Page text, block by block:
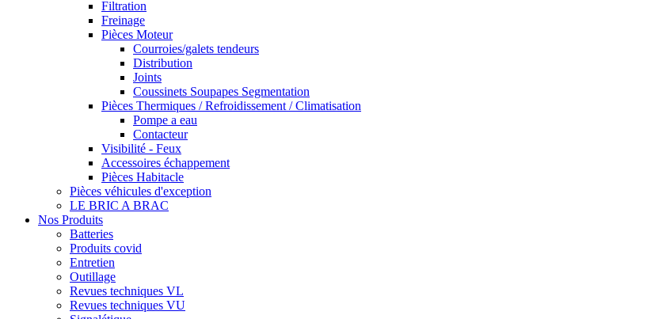
Filtration
Freinage
Pièces Moteur
Courroies/galets tendeurs
Distribution
Joints
Coussinets Soupapes Segmentation
Pièces Thermiques / Refroidissement / Climatisation
Pompe a eau
Contacteur
Visibilité - Feux
Accessoires échappement
Pièces Habitacle
Pièces véhicules d'exception
LE BRIC A BRAC
Nos Produits
Batteries
Produits covid
Entretien
Outillage
Revues techniques VL
Revues techniques VU